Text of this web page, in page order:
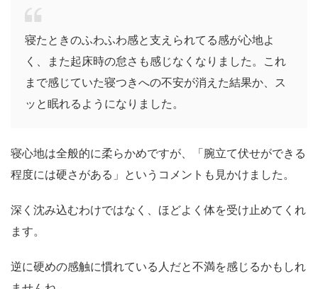
寝たときのふわふわ感と支えられてる感が心地よ
く、また起床時の怠さも感じなくなりました。これ
まで感じていた寝つきへの不安が消えた結果か、ス
ッと眠れるようになりました。
寝心地は全般的に柔らかめですが、「腕立て伏せができる
程度には硬さがある」というコメントも見かけました。
深く沈み込むわけではなく、ほどよく体を受け止めてくれ
ます。
逆に硬めの感触に慣れている人だと不満を感じるかもしれ